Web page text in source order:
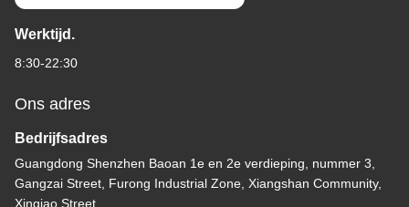
Werktijd.
8:30-22:30
Ons adres
Bedrijfsadres
Guangdong Shenzhen Baoan 1e en 2e verdieping, nummer 3,
Gangzai Street, Furong Industrial Zone, Xiangshan Community,
Xinqiao Street,